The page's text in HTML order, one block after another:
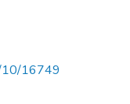
10/16749